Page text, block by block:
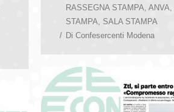
RASSEGNA STAMPA ANVA
STAMPA
SALA STAMPA
Di Confesercenti Modena